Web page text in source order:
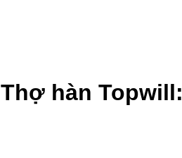
Thợ hàn Topwill: